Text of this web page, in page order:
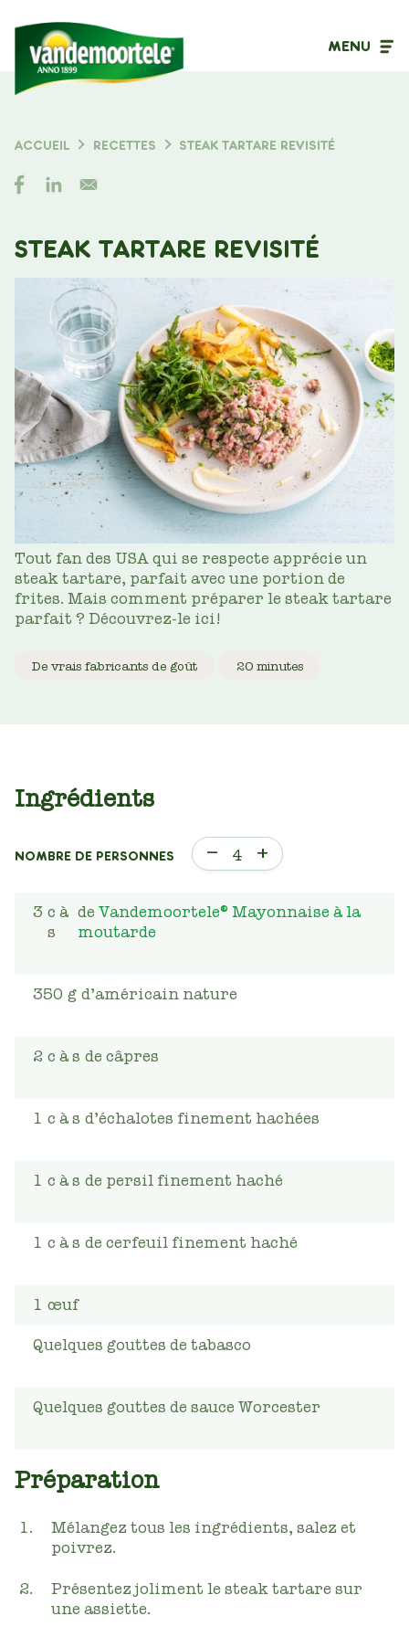
MENU
Type de contenu
FIL
D'ARIANE
ACCUEIL RECETTES STEAK TARTARE REVISITÉ
STEAK TARTARE REVISITÉ
Tout fan des USA qui se respecte apprécie un
steak tartare, parfait avec une portion de
frites. Mais comment préparer le steak tartare
parfait ? Découvrez-le ici!
De vrais fabricants de goût 20 minutes
Ingrédients
NOMBRE DE PERSONNES – 4 +
3 c à
s
deVandemoortele® Mayonnaise à la
moutarde
350 g d’américain nature
2 c à s de câpres
1 c à s d’échalotes finement hachées
1 c à s de persil finement haché
1 c à s de cerfeuil finement haché
1 œuf
Quelques gouttes de tabasco
Quelques gouttes de sauce Worcester
Préparation
Mélangez tous les ingrédients, salez et
poivrez.
Présentez joliment le steak tartare sur
une assiette.